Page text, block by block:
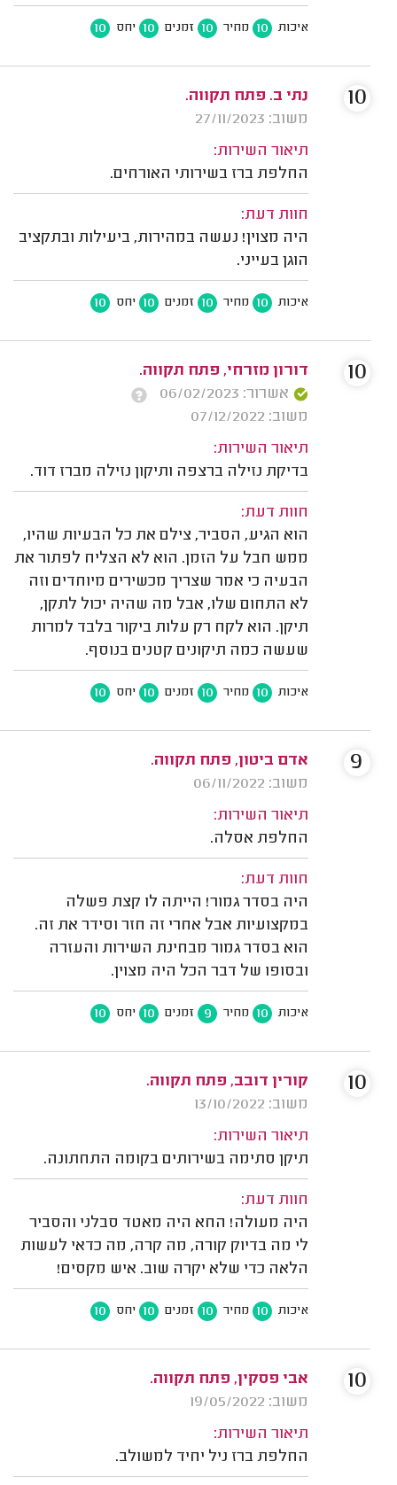
איכות 10 מחיר 10 זמנים 10 יחס 10
נתי ב. פתח תקווה.
משוב: 27/11/2023
תיאור השירות:
החלפת ברז בשירותי האורחים.
חוות דעת:
היה מצוין! נעשה במהירות, ביעילות ובתקציב
הוגן בעייני.
איכות 10 מחיר 10 זמנים 10 יחס 10
10
דורון מזרחי, פתח תקווה.
אשרור: 06/02/2023
משוב: 07/12/2022
תיאור השירות:
בדיקת נזילה ברצפה ותיקון נזילה מברז דוד.
חוות דעת:
הוא הגיע, הסביר, צילם את כל הבעיות שהיו,
ממש חבל על הזמן. הוא לא הצליח לפתור את
הבעיה כי אמר שצריך מכשירים מיוחדים וזה
לא התחום שלו, אבל מה שהיה יכול לתקן,
תיקן. הוא לקח רק עלות ביקור בלבד למרות
שעשה כמה תיקונים קטנים בנוסף.
איכות 10 מחיר 10 זמנים 10 יחס 10
10
אדם ביטון, פתח תקווה.
משוב: 06/11/2022
תיאור השירות:
החלפת אסלה.
חוות דעת:
היה בסדר גמור! הייתה לו קצת פשלה
במקצועיות אבל אחרי זה חזר וסידר את זה.
הוא בסדר גמור מבחינת השירות והעזרה
ובסופו של דבר הכל היה מצוין.
איכות 10 מחיר 9 זמנים 10 יחס 10
9
קורין דובב, פתח תקווה.
משוב: 13/10/2022
תיאור השירות:
תיקן סתימה בשירותים בקומה התחתונה.
חוות דעת:
היה מעולה! החא היה מאטד סבלני והסביר
לי מה בדיוק קורה, מה קרה, מה כדאי לעשות
הלאה כדי שלא יקרה שוב. איש מקסים!
איכות 10 מחיר 10 זמנים 10 יחס 10
10
אבי פסקין, פתח תקווה.
משוב: 19/05/2022
תיאור השירות:
החלפת ברז ניל יחיד למשולב.
10